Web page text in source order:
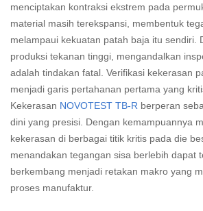
menciptakan kontraksi ekstrem pada
material masih terekspansi, membentuk
melampaui kekuatan patah baja itu sendiri.
produksi tekanan tinggi, mengandalkan
adalah tindakan fatal. Verifikasi kekerasan
menjadi garis pertahanan pertama yang
Kekerasan NOVOTEST TB-R berperan
dini yang presisi. Dengan kemampuannya
kekerasan di berbagai titik kritis pada die
menandakan tegangan sisa berlebih dapat
berkembang menjadi retakan makro yang
proses manufaktur.